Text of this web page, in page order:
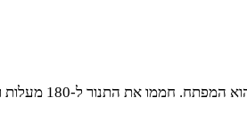
5-10 דקות. כך הוא יחזור להיות פריך מבחוץ ורך מבפנים.